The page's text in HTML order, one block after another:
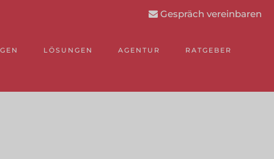
LÖSUNGEN AGENTUR RATGEBER
Gespräch vereinbaren